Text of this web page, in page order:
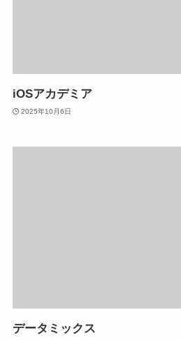
iOSアカデミア
2025年10月6日
データミックス